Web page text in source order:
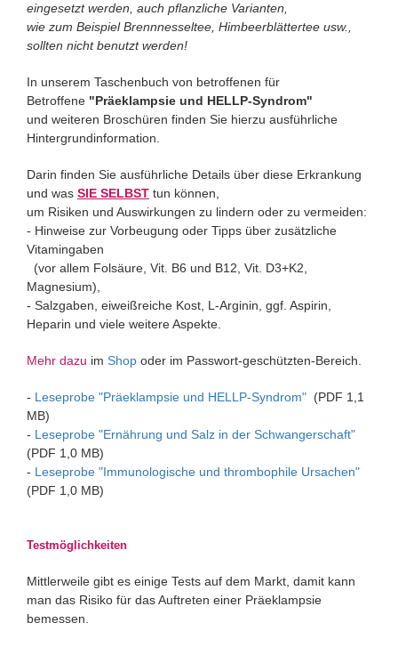
eingesetzt werden, auch pflanzliche Varianten,
wie zum Beispiel Brennnesseltee, Himbeerblättertee usw.,
sollten nicht benutzt werden!
In unserem Taschenbuch von betroffenen für
Betroffene "Präeklampsie und HELLP-Syndrom"
und weiteren Broschüren finden Sie hierzu ausführliche
Hintergrundinformation.
Darin finden Sie ausführliche Details über diese Erkrankung
und was SIE SELBST tun können,
um Risiken und Auswirkungen zu lindern oder zu vermeiden:
- Hinweise zur Vorbeugung oder Tipps über zusätzliche
Vitamingaben
(vor allem Folsäure, Vit. B6 und B12, Vit. D3+K2,
Magnesium),
- Salzgaben, eiweißreiche Kost, L-Arginin, ggf. Aspirin,
Heparin und viele weitere Aspekte.
Mehr dazu im Shop oder im Passwort-geschützten-Bereich.
- Leseprobe "Präeklampsie und HELLP-Syndrom" (PDF 1,1
MB)
- Leseprobe "Ernährung und Salz in der Schwangerschaft"
(PDF 1,0 MB)
- Leseprobe "Immunologische und thrombophile Ursachen"
(PDF 1,0 MB)
Testmöglichkeiten
Mittlerweile gibt es einige Tests auf dem Markt, damit kann
man das Risiko für das Auftreten einer Präeklampsie
bemessen.